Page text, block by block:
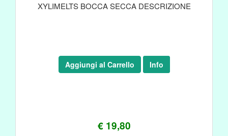
XYLIMELTS BOCCA SECCA DESCRIZIONE
€ 19,80
Aggiungi al Carrello Info